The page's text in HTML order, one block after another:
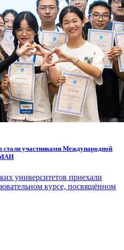
стали участниками Международной
МАИ
университетов приехали
курсе, посвящённом